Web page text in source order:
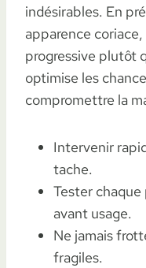
indésirables. En
apparence
progressive plutôt
optimise les
compromettre la
Intervenir
tache.
Tester
avant usage.
Ne jamais
fragiles.